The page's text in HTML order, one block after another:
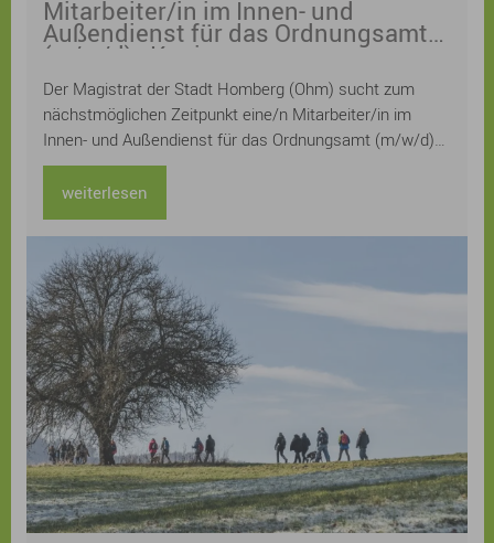
Mitarbeiter/in im Innen- und
Außendienst für das Ordnungsamt
(m/w/d) - Kopie
Der Magistrat der Stadt Homberg (Ohm) sucht zum
nächstmöglichen Zeitpunkt eine/n Mitarbeiter/in im
Innen- und Außendienst für das Ordnungsamt (m/w/d)
Die Stelle ist zunächst befristet als Mutterschutz- und
Elternzeitvertretung, die tarifliche wöchentliche
Arbeitszeit beträgt 20 Stunden. Die Stelle ist
grundsätzlich teilbar (z.B. nach Innen- oder Außendienst)
weiterlesen